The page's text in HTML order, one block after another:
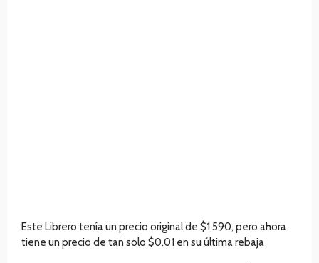
Este Librero tenía un precio original de $1,590, pero ahora
tiene un precio de tan solo $0.01 en su última rebaja